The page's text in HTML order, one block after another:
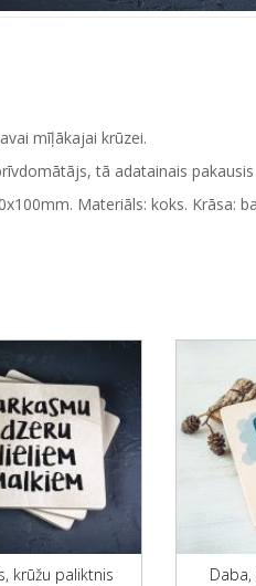
mīļākajai krūzei.
tā adatainais
Materiāls: koks. Krāsa:
krūžu paliktnis